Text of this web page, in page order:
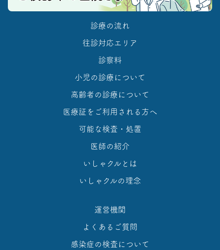
診療の流れ
往診対応エリア
診察料
小児の診療について
高齢者の診療について
医療証をご利用される方へ
可能な検査・処置
医師の紹介
いしゃクルとは
いしゃクルの理念
運営機関
よくあるご質問
感染症の検査について